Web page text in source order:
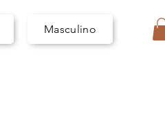
VA
Masculino